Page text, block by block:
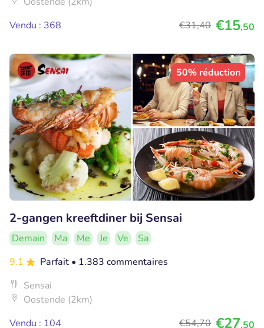
Vendu : 368
€31,40 €15,50
50% réduction
2-gangen kreeftdiner bij Sensai
Demain Ma Me Je Ve
Sa
9.1
Parfait • 1.383 commentaires
Sensai
Oostende (2km)
Vendu : 104
€54,70 €27,50